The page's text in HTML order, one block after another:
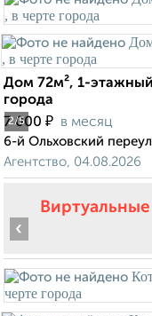
2/5
Дом 72м², 1-
города
7 000 ₽ в месяц
6-й Ольховский
Агентство, 04.08.2026
‹